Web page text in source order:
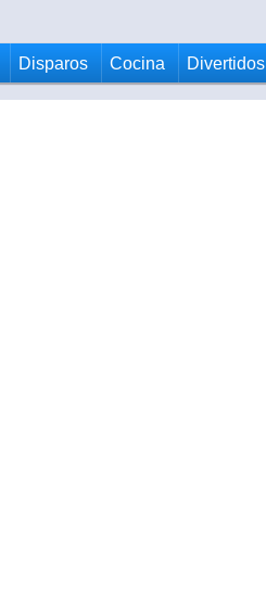
Disparos Cocina Divertidos